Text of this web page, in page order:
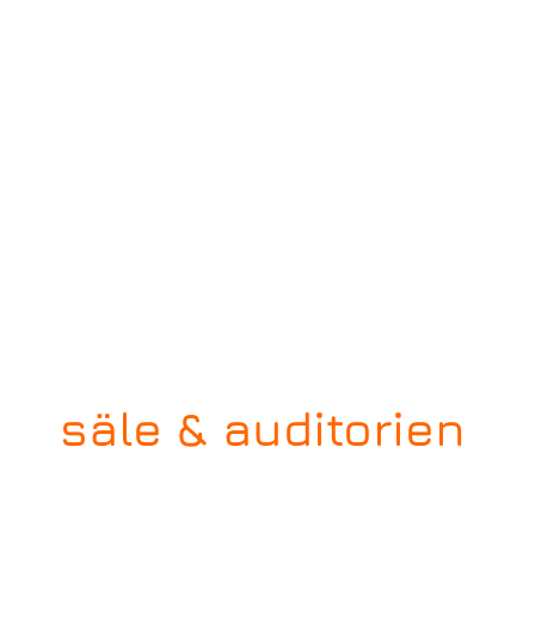
säle & auditorien